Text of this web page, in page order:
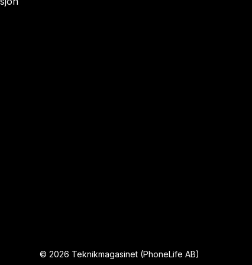
© 2026 Teknikmagasinet (PhoneLife AB)